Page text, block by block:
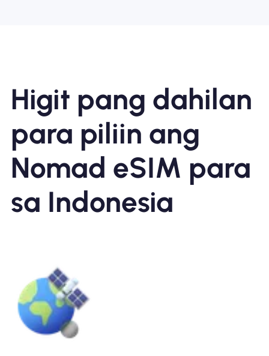
Higit pang dahilan
para piliin ang
Nomad eSIM para
sa Indonesia